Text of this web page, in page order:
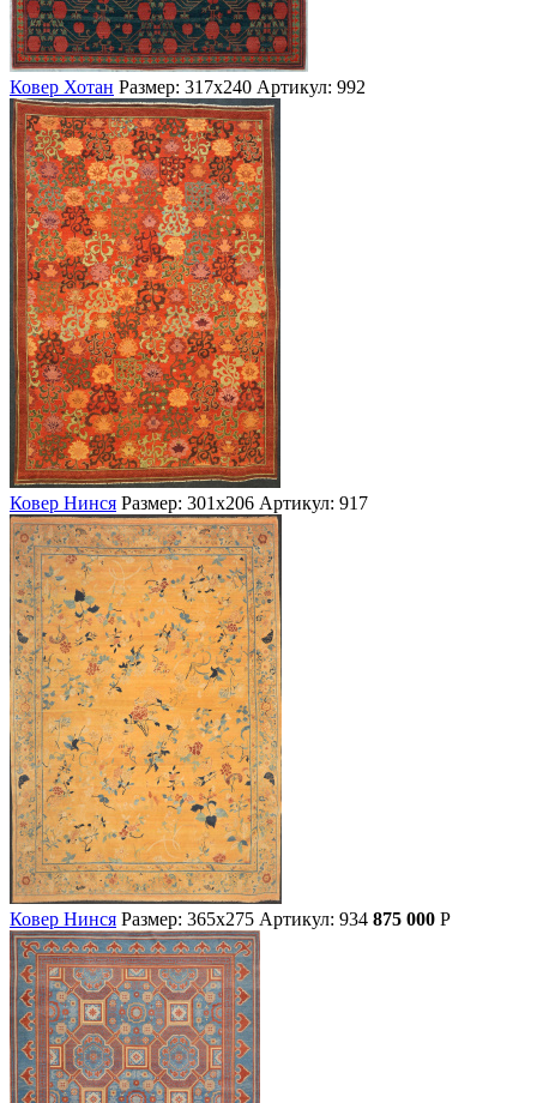
Ковер Хотан Размер: 317х240 Артикул: 992
Ковер Нинся Размер: 301х206 Артикул: 917
Ковер Нинся Размер: 365х275 Артикул: 934 875 000 Р